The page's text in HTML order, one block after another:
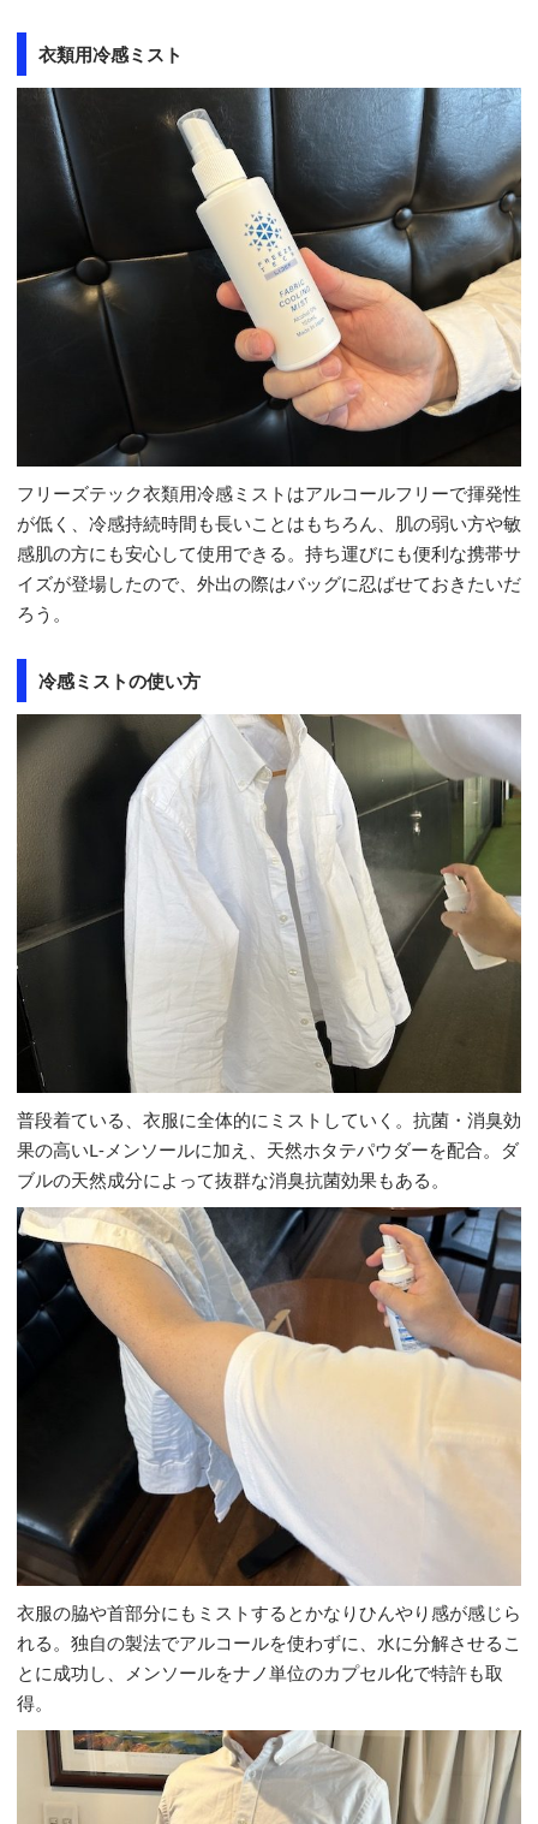
衣類用冷感ミスト
フリーズテック衣類用冷感ミストはアルコールフリーで揮発性
が低く、冷感持続時間も長いことはもちろん、肌の弱い方や敏
感肌の方にも安心して使用できる。持ち運びにも便利な携帯サ
イズが登場したので、外出の際はバッグに忍ばせておきたいだ
ろう。
冷感ミストの使い方
普段着ている、衣服に全体的にミストしていく。抗菌・消臭効
果の高いL-メンソールに加え、天然ホタテパウダーを配合。ダ
ブルの天然成分によって抜群な消臭抗菌効果もある。
衣服の脇や首部分にもミストするとかなりひんやり感が感じら
れる。独自の製法でアルコールを使わずに、水に分解させるこ
とに成功し、メンソールをナノ単位のカプセル化で特許も取
得。